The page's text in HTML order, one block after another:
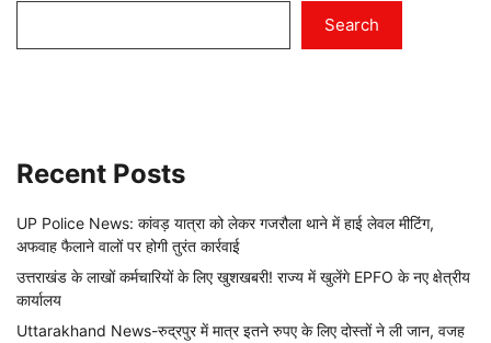
Search
Recent Posts
UP Police News: कांवड़ यात्रा को लेकर गजरौला थाने में हाई लेवल मीटिंग,
अफवाह फैलाने वालों पर होगी तुरंत कार्रवाई
उत्तराखंड के लाखों कर्मचारियों के लिए खुशखबरी! राज्य में खुलेंगे EPFO के नए क्षेत्रीय
कार्यालय
Uttarakhand News-रुद्रपुर में मात्र इतने रुपए के लिए दोस्तों ने ली जान, वजह